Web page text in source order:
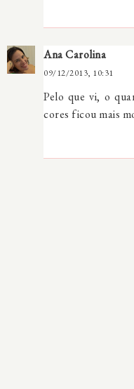
Ana Carolina
09/12/2013, 10:31
Pelo que vi, o
cores ficou mais